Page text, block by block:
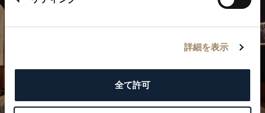
詳細を表示
全て許可